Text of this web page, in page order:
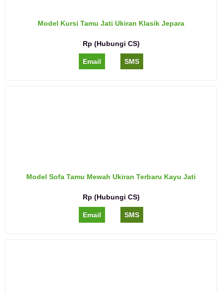
Model Kursi Tamu Jati Ukiran Klasik Jepara
Rp (Hubungi CS)
Email SMS
Model Sofa Tamu Mewah Ukiran Terbaru Kayu Jati
Rp (Hubungi CS)
Email SMS